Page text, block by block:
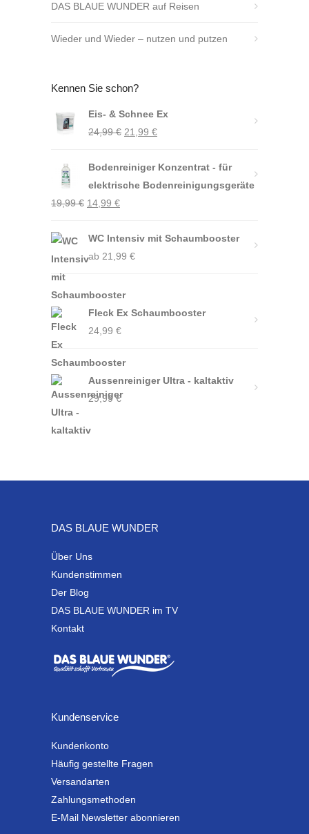
DAS BLAUE WUNDER auf Reisen
Wieder und Wieder – nutzen und putzen
Kennen Sie schon?
Eis- & Schnee Ex
24,99€ Ursprünglicher
war:
24,99 €
21,99 €Aktueller
ist:
21,99 €.
Bodenreiniger Konzentrat - für
elektrische Bodenreinigungsgeräte
19,99€ Ursprünglicher
war:
19,99 €
14,99 €Aktueller
ist:
14,99 €.
WC Intensiv mit Schaumbooster
ab 21,99 €
Fleck Ex Schaumbooster
24,99 €
Aussenreiniger Ultra - kaltaktiv
29,99€
DAS BLAUE WUNDER
Über Uns
Kundenstimmen
Der Blog
DAS BLAUE WUNDER im TV
Kontakt
Kundenservice
Kundenkonto
Häufig gestellte Fragen
Versandarten
Zahlungsmethoden
E-Mail Newsletter abonnieren